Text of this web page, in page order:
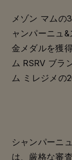
メゾン マムの
ャンパーニュ
金メダルを獲
ム RSRV ブラ
ム ミレジメの
シャンパーニ
は、厳格な審